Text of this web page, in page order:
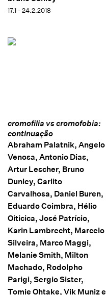
17.1 - 24.2.2018
cromofilia vs cromofobia:
continuação
Abraham Palatnik, Angelo
Venosa, Antonio Dias,
Artur Lescher, Bruno
Dunley, Carlito
Carvalhosa, Daniel Buren,
Eduardo Coimbra, Hélio
Oiticica, José Patrício,
Karin Lambrecht, Marcelo
Silveira, Marco Maggi,
Melanie Smith, Milton
Machado, Rodolpho
Parigi, Sergio Sister,
Tomie Ohtake, Vik Muniz e